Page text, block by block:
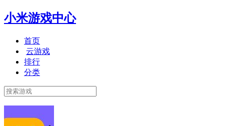
小米游戏中心
首页
云游戏
排行
分类